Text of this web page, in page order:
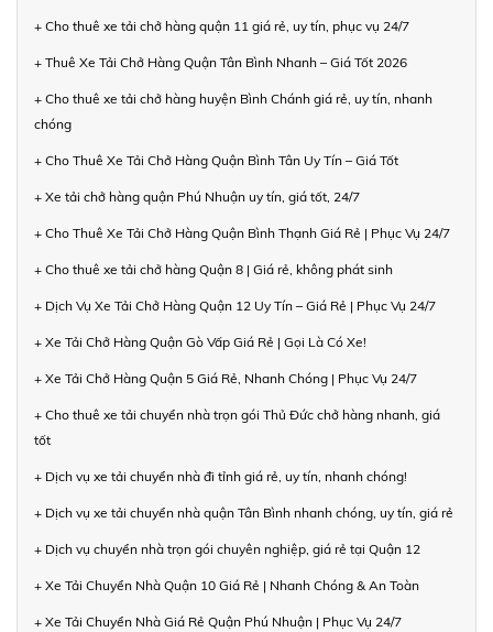
+ Cho thuê xe tải chở hàng quận 11 giá rẻ, uy tín, phục vụ 24/7
+ Thuê Xe Tải Chở Hàng Quận Tân Bình Nhanh – Giá Tốt 2026
+ Cho thuê xe tải chở hàng huyện Bình Chánh giá rẻ, uy tín, nhanh
chóng
+ Cho Thuê Xe Tải Chở Hàng Quận Bình Tân Uy Tín – Giá Tốt
+ Xe tải chở hàng quận Phú Nhuận uy tín, giá tốt, 24/7
+ Cho Thuê Xe Tải Chở Hàng Quận Bình Thạnh Giá Rẻ | Phục Vụ 24/7
+ Cho thuê xe tải chở hàng Quận 8 | Giá rẻ, không phát sinh
+ Dịch Vụ Xe Tải Chở Hàng Quận 12 Uy Tín – Giá Rẻ | Phục Vụ 24/7
+ Xe Tải Chở Hàng Quận Gò Vấp Giá Rẻ | Gọi Là Có Xe!
+ Xe Tải Chở Hàng Quận 5 Giá Rẻ, Nhanh Chóng | Phục Vụ 24/7
+ Cho thuê xe tải chuyển nhà trọn gói Thủ Đức chở hàng nhanh, giá
tốt
+ Dịch vụ xe tải chuyển nhà đi tỉnh giá rẻ, uy tín, nhanh chóng!
+ Dịch vụ xe tải chuyển nhà quận Tân Bình nhanh chóng, uy tín, giá rẻ
+ Dịch vụ chuyển nhà trọn gói chuyên nghiệp, giá rẻ tại Quận 12
+ Xe Tải Chuyển Nhà Quận 10 Giá Rẻ | Nhanh Chóng & An Toàn
+ Xe Tải Chuyển Nhà Giá Rẻ Quận Phú Nhuận | Phục Vụ 24/7